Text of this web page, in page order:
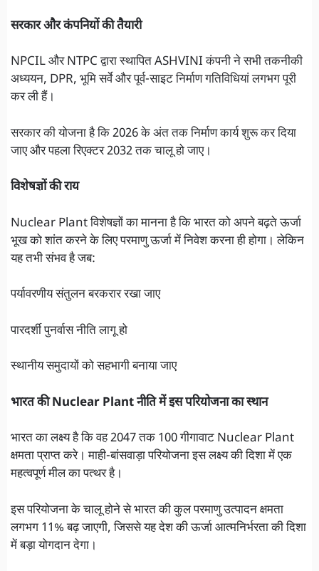
सरकार और कंपनियों की तैयारी
NPCIL और NTPC द्वारा स्थापित ASHVINI कंपनी ने सभी तकनीकी
अध्ययन, DPR, भूमि सर्वे और पूर्व-साइट निर्माण गतिविधियां लगभग पूरी
कर ली हैं।
सरकार की योजना है कि 2026 के अंत तक निर्माण कार्य शुरू कर दिया
जाए और पहला रिएक्टर 2032 तक चालू हो जाए।
विशेषज्ञों की राय
Nuclear Plant विशेषज्ञों का मानना है कि भारत को अपने बढ़ते ऊर्जा
भूख को शांत करने के लिए परमाणु ऊर्जा में निवेश करना ही होगा। लेकिन
यह तभी संभव है जब:
पर्यावरणीय संतुलन बरकरार रखा जाए
पारदर्शी पुनर्वास नीति लागू हो
स्थानीय समुदायों को सहभागी बनाया जाए
भारत की Nuclear Plant नीति में इस परियोजना का स्थान
भारत का लक्ष्य है कि वह 2047 तक 100 गीगावाट Nuclear Plant
क्षमता प्राप्त करे। माही-बांसवाड़ा परियोजना इस लक्ष्य की दिशा में एक
महत्वपूर्ण मील का पत्थर है।
इस परियोजना के चालू होने से भारत की कुल परमाणु उत्पादन क्षमता
लगभग 11% बढ़ जाएगी, जिससे यह देश की ऊर्जा आत्मनिर्भरता की दिशा
में बड़ा योगदान देगा।